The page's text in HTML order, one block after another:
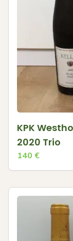
KPK
2020 Trio
140 €